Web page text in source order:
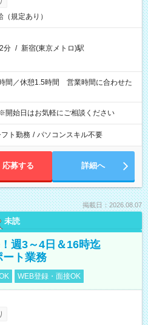
規定あり）
分 / 新宿(東京メトロ)駅
開始日はお気軽にご相談ください
フト勤務 / パソコンスキル不要
応募する 詳細へ
掲載日：2026.08.07
未読
週3～4日＆16時迄
ト業務
WEB登録・面接OK